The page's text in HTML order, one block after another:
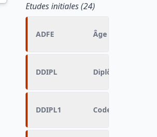
Etudes initiales (24)
ADFE Âge de fin
DDIPL Diplôme le plus
DDIPL1 Code équivalent